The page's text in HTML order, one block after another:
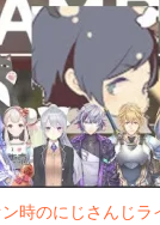
時のにじさんじラ